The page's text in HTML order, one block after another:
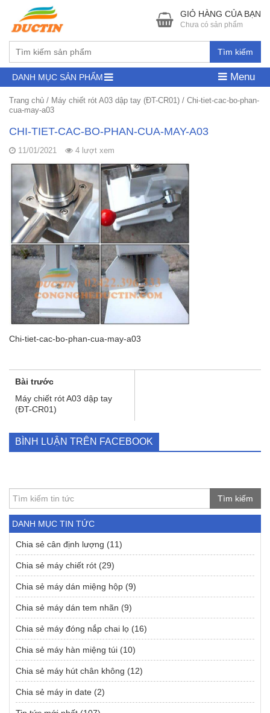
Tìm kiếm
GIỎ HÀNG CỦA BẠN
Chưa có sản phẩm
DANH MỤC SẢN PHẨM Menu
Trang chủ / Máy chiết rót A03 dập tay (ĐT-CR01) / Chi-tiet-cac-bo-phan-
cua-may-a03
CHI-TIET-CAC-BO-PHAN-CUA-MAY-A03
11/01/2021 4 lượt xem
Chi-tiet-cac-bo-phan-cua-may-a03
Bài trước
Máy chiết rót A03 dập tay
(ĐT-CR01)
BÌNH LUẬN TRÊN FACEBOOK
Tìm kiếm
DANH MỤC TIN TỨC
Chia sẻ cân định lượng (11)
Chia sẻ máy chiết rót (29)
Chia sẻ máy dán miệng hộp (9)
Chia sẻ máy dán tem nhãn (9)
Chia sẻ máy đóng nắp chai lọ (16)
Chia sẻ máy hàn miệng túi (10)
Chia sẻ máy hút chân không (12)
Chia sẻ máy in date (2)